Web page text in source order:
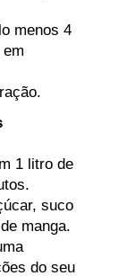
menos 4
1 litro de
suco
manga.
do seu